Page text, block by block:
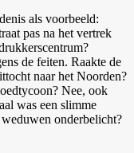
als voorbeeld:
pas na het vertrek
de feiten. Raakte de
naar het Noorden?
Nee, ook
was een slimme
onderbelicht?